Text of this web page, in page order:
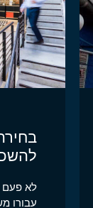
לא פעם
עבורו